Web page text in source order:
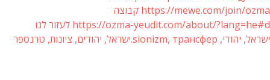
https://mewe.com/join/ozma קבוצה
https://ozma-yeudit.com/about/?lang=he#d לעזור לנו
ישראל, יהודי, sionizm, трансфер.ישראל, יהודים, ציונות, טרנספר